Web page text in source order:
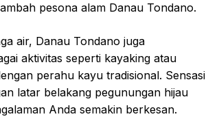
pesona alam Danau Tondano.
air, Danau Tondano juga
aktivitas seperti kayaking atau
perahu kayu tradisional. Sensasi
latar belakang pegunungan hijau
Anda semakin berkesan.